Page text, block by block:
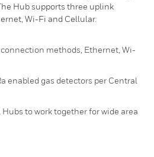
Hub supports three uplink
Wi-Fi and Cellular.
methods, Ethernet, Wi-
enabled gas detectors per Central
to work together for wide area